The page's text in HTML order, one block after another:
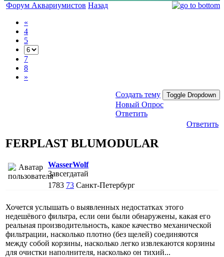
Форум Аквариумистов Назад
«
4
5
7
8
»
Создать тему Toggle Dropdown
Новый Опрос
Ответить
Ответить
FERPLAST BLUMODULAR
WasserWolf
Завсегдатай
1783 73 Санкт-Петербург
Хочется услышать о выявленных недостатках этого
недешёвого фильтра, если они были обнаружены, какая его
реальная производительность, какое качество механической
фильтрации, насколько плотно (без щелей) соединяются
между собой корзины, насколько легко извлекаются корзины
для очистки наполнителя, насколько он тихий...